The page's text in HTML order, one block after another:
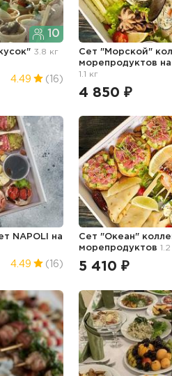
10
3.8 кг
4.49 (16)
Сет "Морской"
морепродуктов
1.1 кг
4 850 ₽
NAPOLI на
4.49 (16)
Сет "Океан"
морепродуктов
5 410 ₽